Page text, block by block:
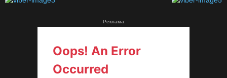
Реклама